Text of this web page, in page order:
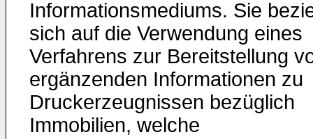
Informationsmediums. Sie
sich auf die Verwendung eines
Verfahrens zur Bereitstellung
ergänzenden Informationen zu
Druckerzeugnissen bezüglich
Immobilien, welche